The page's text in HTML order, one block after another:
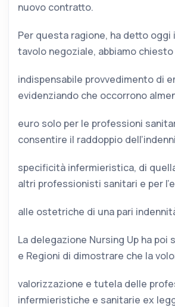
nuovo contratto.
Per questa ragione, ha detto oggi
tavolo negoziale, abbiamo
indispensabile provvedimento di
evidenziando che occorrono
euro solo per le professioni
consentire il raddoppio
specificità infermieristica, di
altri professionisti sanitari e per
alle ostetriche di una pari
La delegazione Nursing Up ha poi
e Regioni di dimostrare che la
valorizzazione e tutela delle
infermieristiche e sanitarie ex